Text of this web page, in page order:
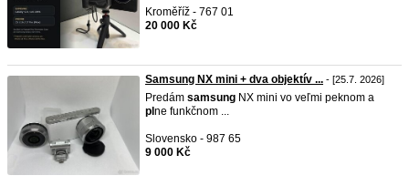
Kroměříž - 767 01
20 000 Kč
Samsung NX mini + dva objektív ... - [25.7. 2026]
Predám samsung NX mini vo veľmi peknom a
pl ne funkčnom ...
Slovensko - 987 65
9 000 Kč